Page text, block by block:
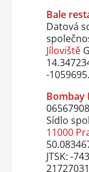
Bale
Datová
Jíloviště
-
Bombay
Sídlo
11000
JTSK: -
21727031